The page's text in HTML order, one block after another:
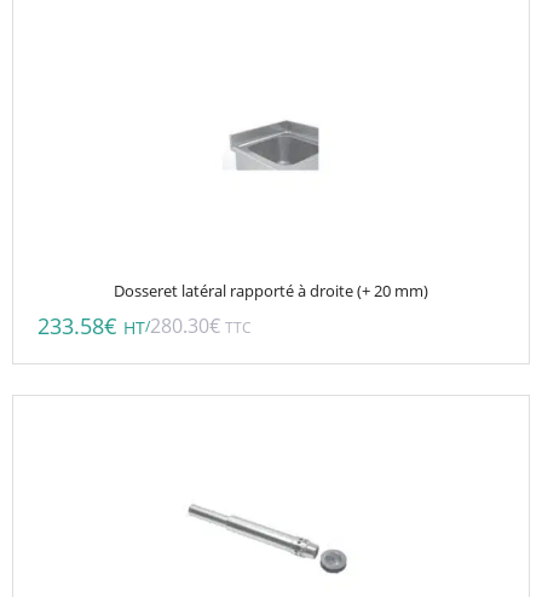
Dosseret latéral rapporté à droite (+ 20 mm)
233.58€ HT/280.30€ TTC